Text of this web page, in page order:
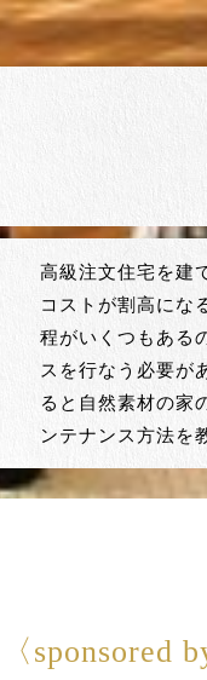
高級注文住宅を建
コストが割高にな
程がいくつもある
スを行なう必要が
ると自然素材の家
ンテナンス方法を
〈sponsored